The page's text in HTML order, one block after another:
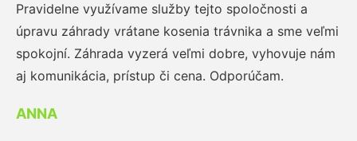
Pravidelne využívame služby tejto spoločnosti a
úpravu záhrady vrátane kosenia trávnika a sme veľmi
spokojní. Záhrada vyzerá veľmi dobre, vyhovuje nám
aj komunikácia, prístup či cena. Odporúčam.
ANNA